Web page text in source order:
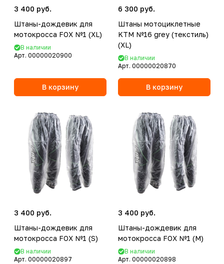
3 400 руб.
Штаны-дождевик для
мотокросса FOX №1 (XL)
В наличии
Арт. 00000020900
В корзину
6 300 руб.
Штаны мотоциклетные
KTM №16 grey (текстиль)
(XL)
В наличии
Арт. 00000020870
В корзину
3 400 руб.
Штаны-дождевик для
мотокросса FOX №1 (S)
В наличии
Арт. 00000020897
3 400 руб.
Штаны-дождевик для
мотокросса FOX №1 (M)
В наличии
Арт. 00000020898